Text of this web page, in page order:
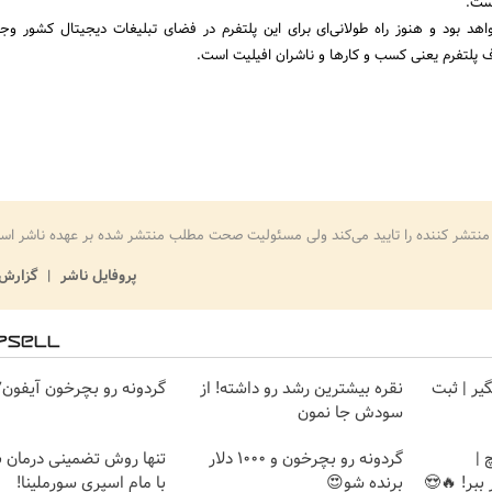
بود و هنوز راه طولانی‌ای برای این پلتفرم در فضای تبلیغات دیجیتال کشور
پلتفرم یعنی کسب و کارها و ناشران افیلیت است.
کننده را تایید می‌کند ولی مسئولیت صحت مطلب منتشر شده بر عهده ناشر
پروفایل ناشر
| ثبت
نقره بیشترین رشد رو داشته! از
سودش جا نمون
گردونه رو بچرخون آیفون17 ببر 🔥
|
گردونه رو بچرخون و 1000 دلار
برنده شو😍
تنها روش تضمینی
با مام اسپری سورملینا!